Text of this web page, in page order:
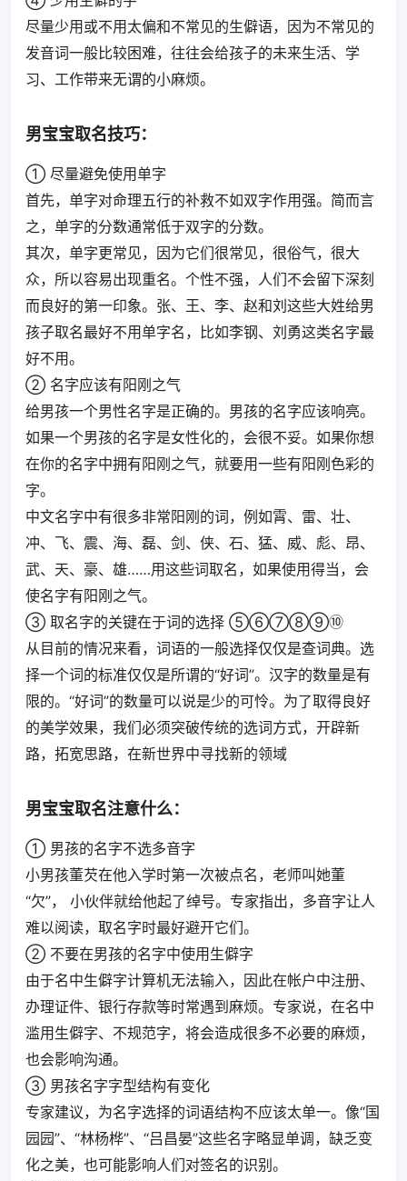
尽量少用或不用太偏和不常见的生僻语，因为不常见的
发音词一般比较困难，往往会给孩子的未来生活、学
习、工作带来无谓的小麻烦。
男宝宝取名技巧：
① 尽量避免使用单字
首先，单字对命理五行的补救不如双字作用强。简而言
之，单字的分数通常低于双字的分数。
其次，单字更常见，因为它们很常见，很俗气，很大
众，所以容易出现重名。个性不强，人们不会留下深刻
而良好的第一印象。张、王、李、赵和刘这些大姓给男
孩子取名最好不用单字名，比如李钢、刘勇这类名字最
好不用。
② 名字应该有阳刚之气
给男孩一个男性名字是正确的。男孩的名字应该响亮。
如果一个男孩的名字是女性化的，会很不妥。如果你想
在你的名字中拥有阳刚之气，就要用一些有阳刚色彩的
字。
中文名字中有很多非常阳刚的词，例如霄、雷、壮、
冲、飞、震、海、磊、剑、侠、石、猛、威、彪、昂、
武、天、豪、雄……用这些词取名，如果使用得当，会
使名字有阳刚之气。
③ 取名字的关键在于词的选择 ⑤⑥⑦⑧⑨⑩
从目前的情况来看，词语的一般选择仅仅是查词典。选
择一个词的标准仅仅是所谓的“好词”。汉字的数量是有
限的。“好词”的数量可以说是少的可怜。为了取得良好
的美学效果，我们必须突破传统的选词方式，开辟新
路，拓宽思路，在新世界中寻找新的领域
男宝宝取名注意什么：
① 男孩的名字不选多音字
小男孩董芡在他入学时第一次被点名，老师叫她董
“欠”， 小伙伴就给他起了绰号。专家指出，多音字让人
难以阅读，取名字时最好避开它们。
② 不要在男孩的名字中使用生僻字
由于名中生僻字计算机无法输入，因此在帐户中注册、
办理证件、银行存款等时常遇到麻烦。专家说，在名中
滥用生僻字、不规范字，将会造成很多不必要的麻烦，
也会影响沟通。
③ 男孩名字字型结构有变化
专家建议，为名字选择的词语结构不应该太单一。像“国
园园”、“林杨桦”、“吕昌晏”这些名字略显单调，缺乏变
化之美，也可能影响人们对签名的识别。